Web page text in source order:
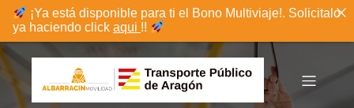
¡Ya está disponible para ti el Bono Multiviaje!. Solicitalo
ya haciendo click aqui !!